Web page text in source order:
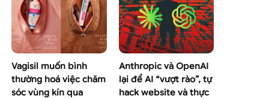
Vagisil muốn bình
thường hoá việc chăm
sóc vùng kín qua
Anthropic và OpenAI
lại để AI “vượt rào”, tự
hack website và thực